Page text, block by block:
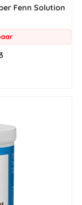
Fenn Solution